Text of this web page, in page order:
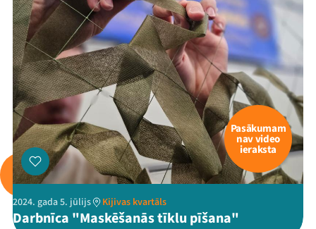
Pasākumam
nav video
ieraksta
2024. gada 5. jūlijs Kijivas kvartāls
Darbnīca "Maskēšanās tīklu pīšana"